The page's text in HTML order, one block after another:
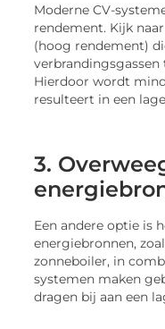
Moderne CV-
rendement. Kijk
(hoog rendement)
Hierdoor wordt
resulteert in een
3.
Een andere optie is
energiebronnen,
zonneboiler, in
systemen maken
dragen bij aan een